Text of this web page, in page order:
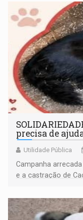
precisa de
Utilidade Pública
Campanha
e a castração de